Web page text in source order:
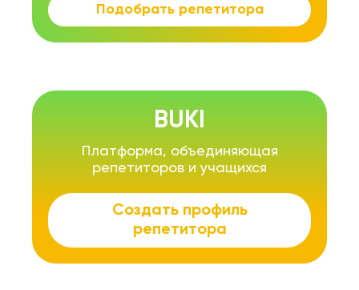
Подобрать репетитора
BUKI
Платформа, объединяющая
репетиторов и учащихся
Создать профиль
репетитора